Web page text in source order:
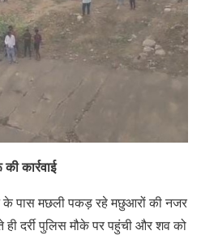
कार्रवाई
पास मछली पकड़ रहे मछुआरों की नजर
दर्री पुलिस मौके पर पहुंची और शव को